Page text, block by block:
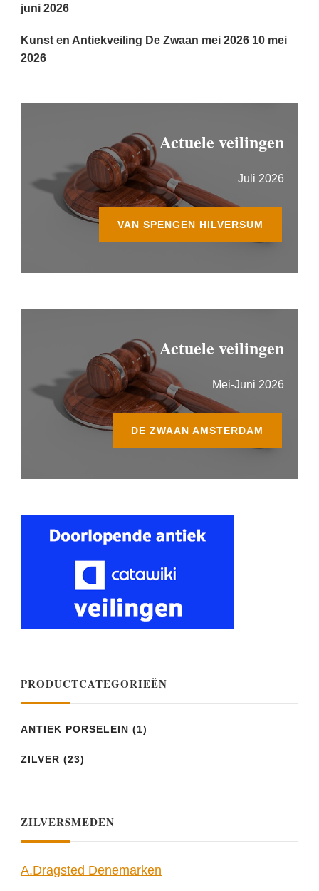
juni 2026
Kunst en Antiekveiling De Zwaan mei 2026 10 mei
2026
Actuele veilingen
Juli 2026
VAN SPENGEN HILVERSUM
Actuele veilingen
Mei-Juni 2026
DE ZWAAN AMSTERDAM
PRODUCTCATEGORIEËN
ANTIEK PORSELEIN (1)
ZILVER (23)
ZILVERSMEDEN
A.Dragsted Denemarken